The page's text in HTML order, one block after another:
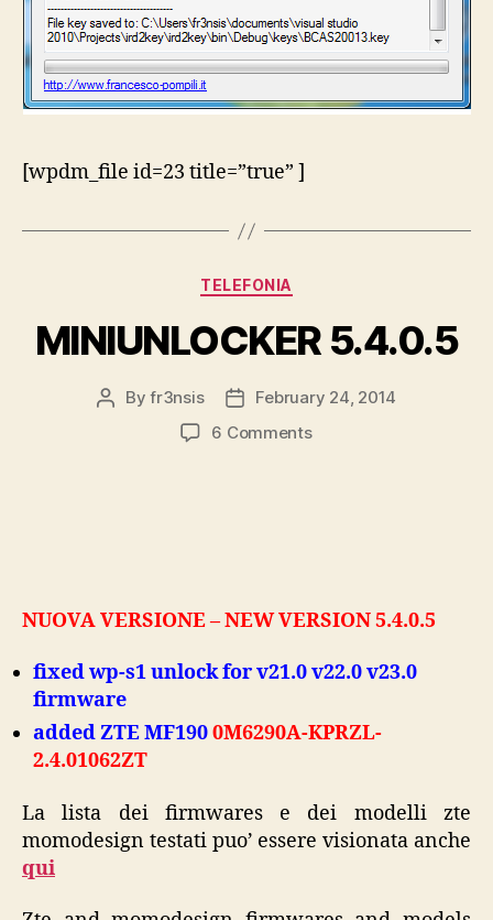
[wpdm_file id=23 title=”true” ]
Categories
TELEFONIA
MINIUNLOCKER 5.4.0.5
PostByfr3nsis
Post
date
February 24, 2014
6 Commentson
NUOVA VERSIONE – NEW VERSION 5.4.0.5
fixed wp-s1 unlock for v21.0 v22.0 v23.0
firmware
added ZTE MF1900M6290A-KPRZL-
2.4.01062ZT
La lista dei firmwares e dei modelli zte
momodesign testati puo’ essere visionata anche
qui